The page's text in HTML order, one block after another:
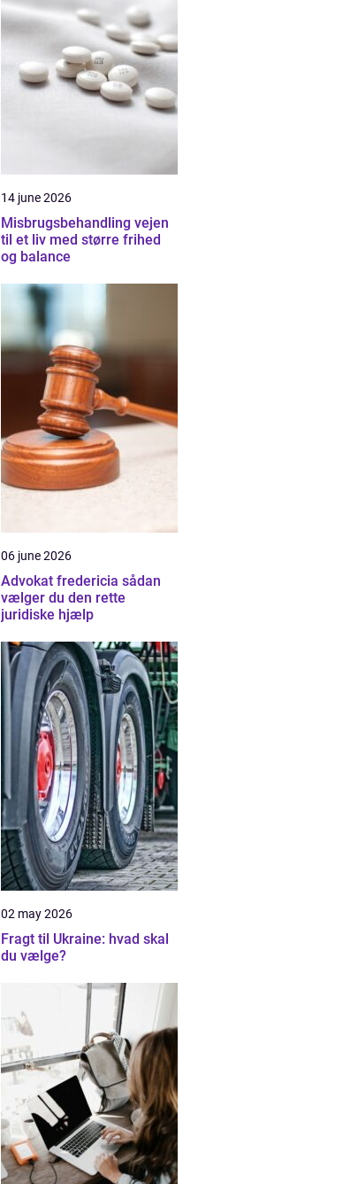
14 june 2026
Misbrugsbehandling vejen
til et liv med større frihed
og balance
06 june 2026
Advokat fredericia sådan
vælger du den rette
juridiske hjælp
02 may 2026
Fragt til Ukraine: hvad skal
du vælge?